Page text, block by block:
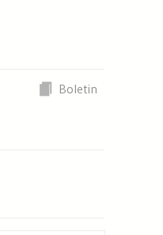
Boletin